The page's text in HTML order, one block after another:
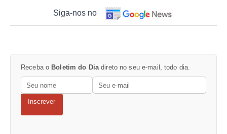
Siga-nos no
Receba o Boletim do Dia direto no seu e-mail, todo dia.
Inscrever